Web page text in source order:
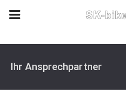
Ihr Ansprechpartner